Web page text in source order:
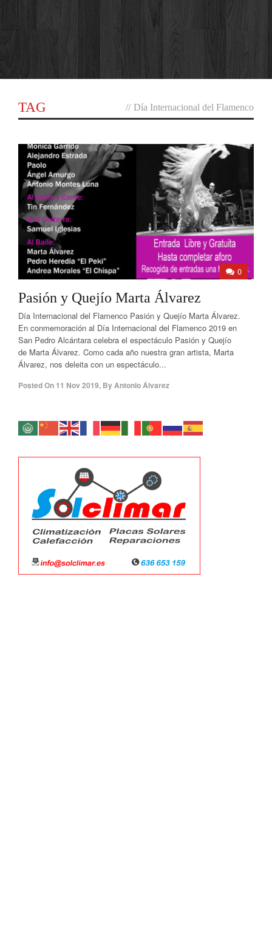
TAG // Día Internacional del Flamenco
0
Pasión y Quejío Marta Álvarez
Día Internacional del Flamenco Pasión y Quejío Marta Álvarez.
En conmemoración al Día Internacional del Flamenco 2019 en
San Pedro Alcántara celebra el espectáculo Pasión y Quejío
de Marta Álvarez. Como cada año nuestra gran artista, Marta
Álvarez, nos deleita con un espectáculo...
Posted On 11 Nov 2019, ByAntonio Álvarez